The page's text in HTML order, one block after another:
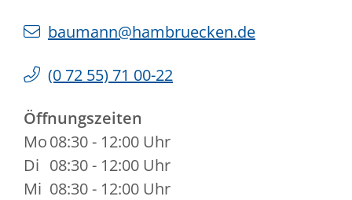
baumann@hambruecken.de
(072 55) 71 00-22
Öffnungszeiten
Mo08:30 - 12:00 Uhr
Di 08:30 - 12:00 Uhr
Mi 08:30 - 12:00 Uhr